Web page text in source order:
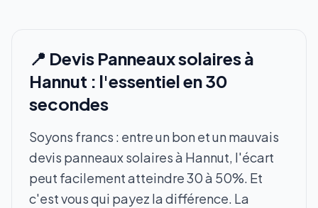
📍 Devis Panneaux solaires à
Hannut : l'essentiel en 30
secondes
Soyons francs : entre un bon et un mauvais
devis panneaux solaires à Hannut, l'écart
peut facilement atteindre 30 à 50%. Et
c'est vous qui payez la différence. La